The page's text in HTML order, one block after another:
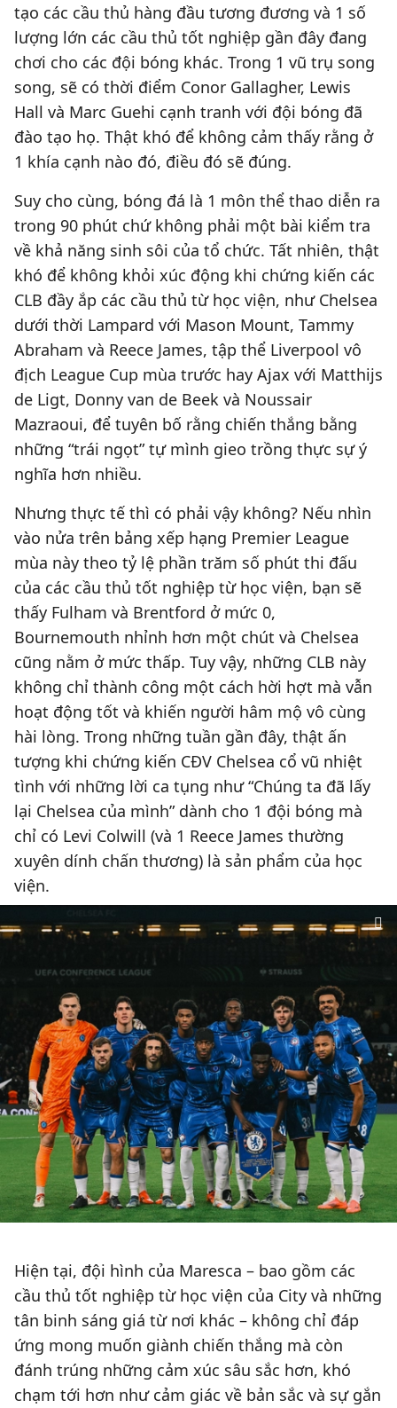
tạo các cầu thủ hàng đầu tương đương và 1 số
lượng lớn các cầu thủ tốt nghiệp gần đây đang
chơi cho các đội bóng khác. Trong 1 vũ trụ song
song, sẽ có thời điểm Conor Gallagher, Lewis
Hall và Marc Guehi cạnh tranh với đội bóng đã
đào tạo họ. Thật khó để không cảm thấy rằng ở
1 khía cạnh nào đó, điều đó sẽ đúng.
Suy cho cùng, bóng đá là 1 môn thể thao diễn ra
trong 90 phút chứ không phải một bài kiểm tra
về khả năng sinh sôi của tổ chức. Tất nhiên, thật
khó để không khỏi xúc động khi chứng kiến các
CLB đầy ắp các cầu thủ từ học viện, như Chelsea
dưới thời Lampard với Mason Mount, Tammy
Abraham và Reece James, tập thể Liverpool vô
địch League Cup mùa trước hay Ajax với Matthijs
de Ligt, Donny van de Beek và Noussair
Mazraoui, để tuyên bố rằng chiến thắng bằng
những “trái ngọt” tự mình gieo trồng thực sự ý
nghĩa hơn nhiều.
Nhưng thực tế thì có phải vậy không? Nếu nhìn
vào nửa trên bảng xếp hạng Premier League
mùa này theo tỷ lệ phần trăm số phút thi đấu
của các cầu thủ tốt nghiệp từ học viện, bạn sẽ
thấy Fulham và Brentford ở mức 0,
Bournemouth nhỉnh hơn một chút và Chelsea
cũng nằm ở mức thấp. Tuy vậy, những CLB này
không chỉ thành công một cách hời hợt mà vẫn
hoạt động tốt và khiến người hâm mộ vô cùng
hài lòng. Trong những tuần gần đây, thật ấn
tượng khi chứng kiến CĐV Chelsea cổ vũ nhiệt
tình với những lời ca tụng như “Chúng ta đã lấy
lại Chelsea của mình” dành cho 1 đội bóng mà
chỉ có Levi Colwill (và 1 Reece James thường
xuyên dính chấn thương) là sản phẩm của học
viện.
Hiện tại, đội hình của Maresca – bao gồm các
cầu thủ tốt nghiệp từ học viện của City và những
tân binh sáng giá từ nơi khác – không chỉ đáp
ứng mong muốn giành chiến thắng mà còn
đánh trúng những cảm xúc sâu sắc hơn, khó
chạm tới hơn như cảm giác về bản sắc và sự gắn